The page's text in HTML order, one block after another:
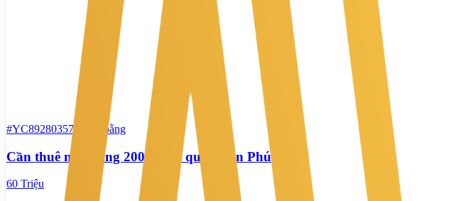
#YC89280357 Mặt bằng
Cần thuê mặt bằng 200m2 tại quận Tân Phú
60 Triệu